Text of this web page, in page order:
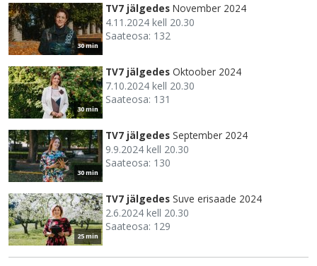
30 min
TV7 jälgedes November 2024
4.11.2024 kell 20.30
Saateosa: 132
30 min
TV7 jälgedes Oktoober 2024
7.10.2024 kell 20.30
Saateosa: 131
30 min
TV7 jälgedes September 2024
9.9.2024 kell 20.30
Saateosa: 130
25 min
TV7 jälgedes Suve erisaade 2024
2.6.2024 kell 20.30
Saateosa: 129